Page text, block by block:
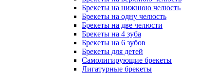
Брекеты на нижнюю челюсть
Брекеты на одну челюсть
Брекеты на две челюсти
Брекеты на 4 зуба
Брекеты на 6 зубов
Брекеты для детей
Самолигирующие брекеты
Лигатурные брекеты